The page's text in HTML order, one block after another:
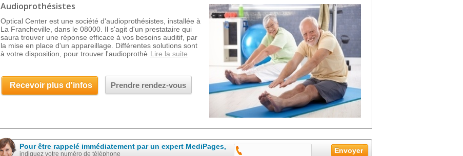
Audioprothésistes
Optical Center est une société d'audioprothésistes, installée à
La Francheville, dans le 08000. Il s'agit d'un prestataire qui
saura trouver une réponse efficace à vos besoins auditif, par
la mise en place d'un appareillage. Différentes solutions sont
à votre disposition, pour trouver l'audioprothè Lire la suite
Recevoir plus d'infos Prendre rendez-vous
Pour être rappelé immédiatement par un expert MediPages,
indiquez votre numéro de téléphone